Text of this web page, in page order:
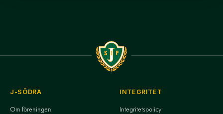
J-SÖDRA
Om föreningen
INTEGRITET
Integritetspolicy